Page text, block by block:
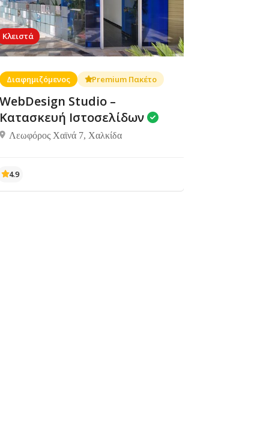
Κλειστά
Διαφημιζόμενος Premium Πακέτο
WebDesign Studio –
Κατασκευή Ιστοσελίδων
Λεωφόρος Χαϊνά 7, Χαλκίδα